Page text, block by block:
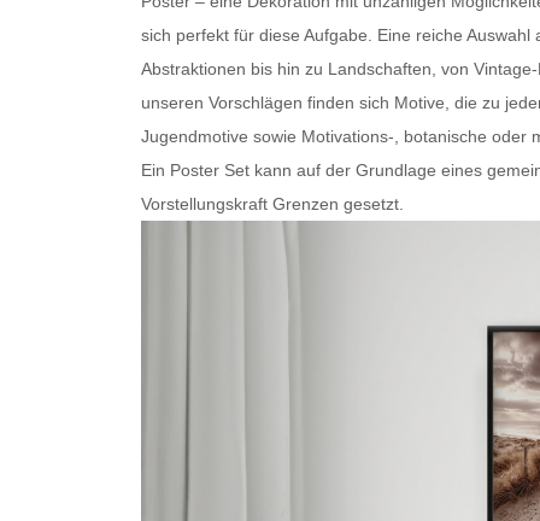
sich perfekt für diese Aufgabe. Eine reiche
Abstraktionen bis hin zu Landschaften, von
unseren Vorschlägen finden sich Motive, die zu
Jugendmotive sowie Motivations-, botanische oder
Ein Poster Set kann auf der Grundlage eines
Vorstellungskraft Grenzen gesetzt.